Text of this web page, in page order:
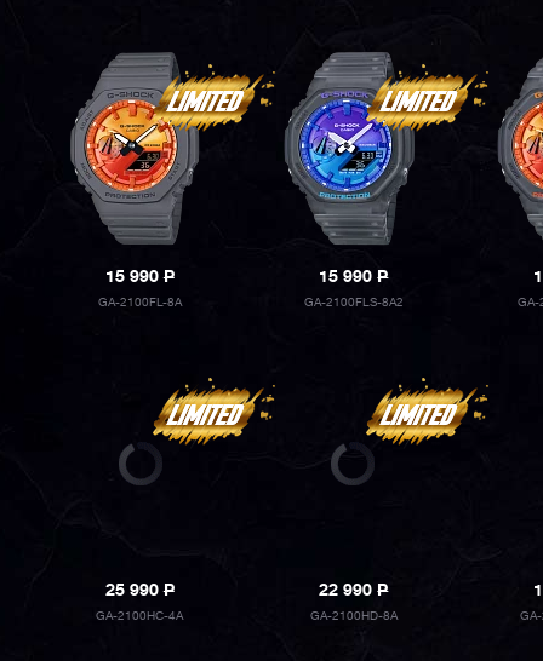
15 990P
GA-2100FL-8A
15 990P
GA-2100FLS-8A2 GA-
25 990P
GA-2100HC-4A
22 990P
GA-2100HD-8A